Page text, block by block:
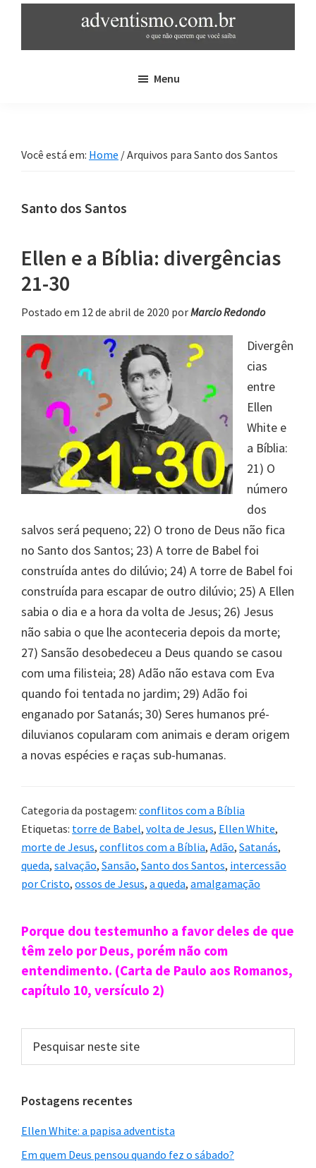
main
sidebar
que
saiba
Menu
Você está em: Home /Arquivos para Santo dos Santos
Santo dos Santos
Ellen e a Bíblia: divergências
21-30
Postado em 12 de abril de 2020 porMarcio Redondo
Divergên
cias
entre
Ellen
White e
a Bíblia:
21) O
número
dos
salvos será pequeno; 22) O trono de Deus não fica
no Santo dos Santos; 23) A torre de Babel foi
construída antes do dilúvio; 24) A torre de Babel foi
construída para escapar de outro dilúvio; 25) A Ellen
sabia o dia e a hora da volta de Jesus; 26) Jesus
não sabia o que lhe aconteceria depois da morte;
27) Sansão desobedeceu a Deus quando se casou
com uma filisteia; 28) Adão não estava com Eva
quando foi tentada no jardim; 29) Adão foi
enganado por Satanás; 30) Seres humanos pré-
diluvianos copularam com animais e deram origem
a novas espécies e raças sub-humanas.
Categoria da postagem: conflitos com a Bíblia
Etiquetas: torre de Babel, volta de Jesus, Ellen White,
morte de Jesus, conflitos com a Bíblia, Adão, Satanás,
queda, salvação, Sansão, Santo dos Santos, intercessão
por Cristo, ossos de Jesus, a queda, amalgamação
Sidebar
primária
Porque dou testemunho a favor deles de que
têm zelo por Deus, porém não com
entendimento. (Carta de Paulo aos Romanos,
capítulo 10, versículo 2)
neste
Postagens recentes
Ellen White: a papisa adventista
Em quem Deus pensou quando fez o sábado?